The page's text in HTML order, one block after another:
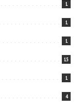
1
1
1
15
1
4